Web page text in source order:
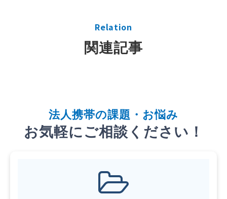
Relation
関連記事
法人携帯の課題・お悩み
お気軽にご相談ください！